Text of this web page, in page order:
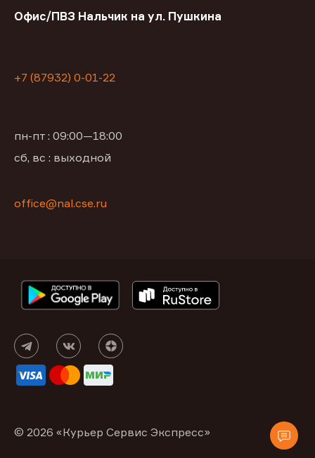
Офис/ПВЗ Нальчик на ул. Пушкина
+7 (87932) 0-01-22
пн-пт : 09:00—18:00
сб, вс : выходной
office@nal.cse.ru
© 2026 «Курьер Сервис Экспресс»